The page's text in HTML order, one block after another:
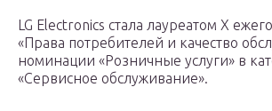
LG Electronics стала лауреатом Х
«Права потребителей и качество
номинации «Розничные услуги» в
«Сервисное обслуживание».